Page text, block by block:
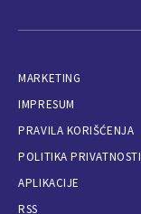
MARKETING
IMPRESUM
PRAVILA KORIŠĆENJA
POLITIKA PRIVATNOSTI
APLIKACIJE
RSS